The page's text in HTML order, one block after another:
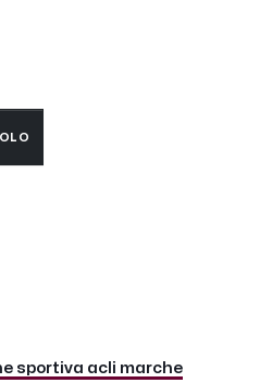
sportiva acli marche